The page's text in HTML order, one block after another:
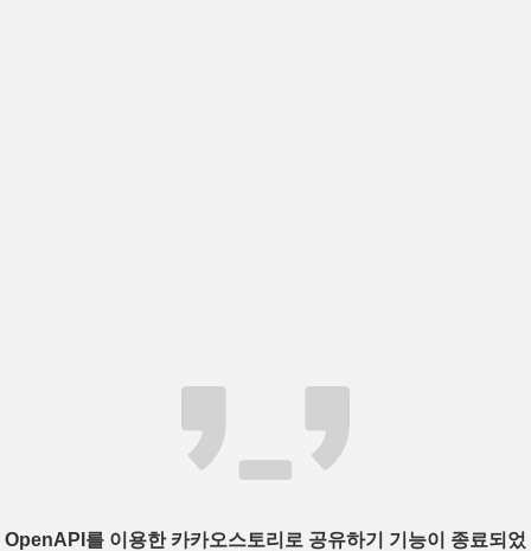
OpenAPI를 이용한 카카오스토리로 공유하기 기능이 종료되었